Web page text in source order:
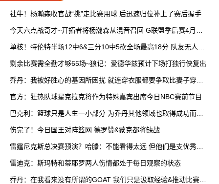
社牛！杨瀚森收官战“挑”走比赛用球 后迅速归位补上了赛后握手
今天六点战奇才~开拓者将杨瀚森从混音召回 G联盟季后赛4月开
单核！特伦特半场12中6&三分10中5砍全场最高18分 队友无人上
剩余比赛需全勤才够65场~狼记：爱德华兹预计下场打独行侠复出
乔丹：我被好胜心的基因所困扰 就连穿衣服都要争取比妻子穿得
官方：狂热队球星克拉克将作为特殊嘉宾出席今日NBC赛前节目
巴克利：篮球只是人生一小部分 为乔丹其他领域也取得成功而自
伤完了！今日国王对阵篮网 德罗赞&蒙克都将缺战
雷霆尼克斯总决赛预演？哈滕：不能看得太远 但他们是支优秀球
雷迪克：斯玛特和蒂耶罗两人伤情都处于每日观察的状态
乔丹：在我看来没有所谓的GOAT 我们只是汲取经验&推动比赛发